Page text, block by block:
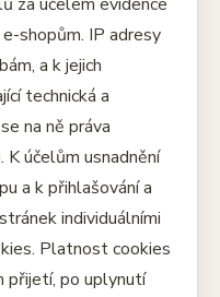
shopům. IP adresy
a k jejich
technická a
na ně práva
účelům usnadnění
a k přihlašování a
individuálními
Platnost cookies
přijetí, po uplynutí